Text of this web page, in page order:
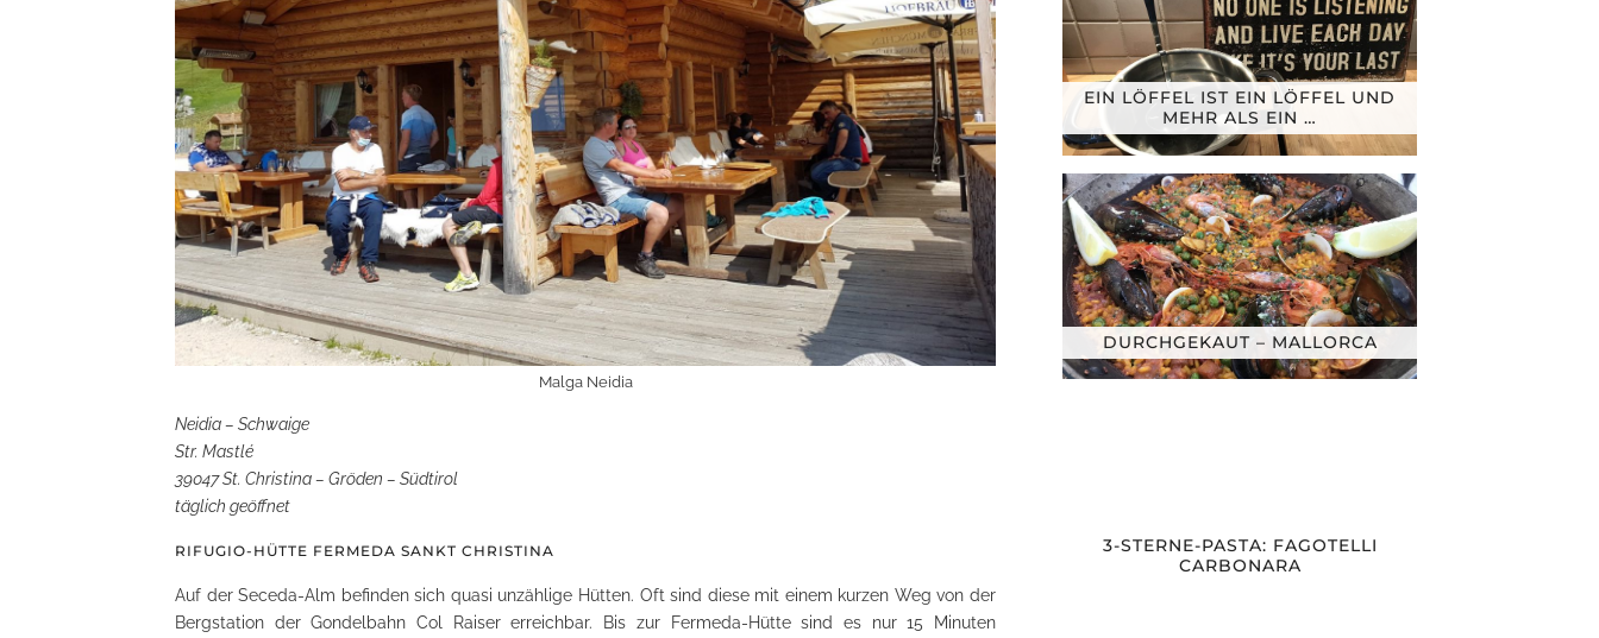
Malga Neidia
Neidia – Schwaige
Str. Mastlé
39047 St. Christina – Gröden – Südtirol
täglich geöffnet
RIFUGIO-HÜTTE FERMEDA SANKT CHRISTINA
Auf der Seceda-Alm befinden sich quasi unzählige Hütten. Oft sind diese mit einem kurzen Weg von der
Bergstation der Gondelbahn Col Raiser erreichbar. Bis zur Fermeda-Hütte sind es nur 15 Minuten
EIN LÖFFEL IST EIN LÖFFEL UND
MEHR ALS EIN …
DURCHGEKAUT – MALLORCA
3-STERNE-PASTA: FAGOTELLI
CARBONARA